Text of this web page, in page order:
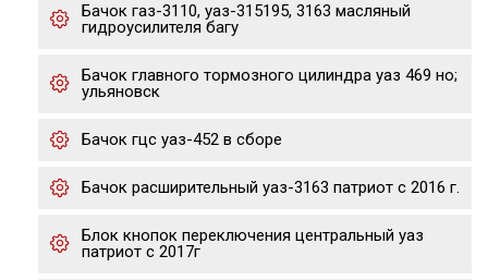
Бачок газ-3110, уаз-315195, 3163 масляный
гидроусилителя багу
Бачок главного тормозного цилиндра уаз 469 но;
ульяновск
Бачок гцс уаз-452 в сборе
Бачок расширительный уаз-3163 патриот с 2016 г.
Блок кнопок переключения центральный уаз
патриот с 2017г